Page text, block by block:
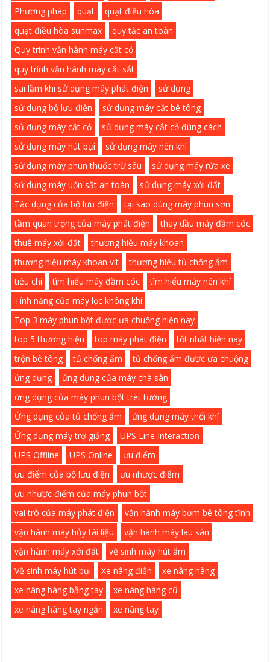
Phương pháp quạt
quạt điều hòa
quạt điều hòa sunmax
quy tắc an toàn
Quy trình vận hành máy cắt cỏ
quy trình vận hành máy cắt sắt
sai lầm khi sử dụng máy phát điện
sử dụng
sử dụng bộ lưu điện
sử dụng máy cắt bê tông
sủ dụng máy cắt cỏ
sủ dụng máy cắt cỏ đúng cách
sử dụng máy hút bụi
sử dụng máy nén khí
sử dụng máy phun thuốc trừ sâu
sử dụng máy rửa xe
sử dụng máy uốn sắt an toàn
sử dụng máy xới đất
Tác dụng của bộ lưu điện
tại sao dùng máy phun sơn
tầm quan trọng của máy phát điện
thay dầu máy đầm cóc
thuê máy xới đất
thương hiệu máy khoan
thương hiệu máy khoan vít
thương hiệu tủ chống ẩm
tiêu chí
tìm hiểu máy đầm cóc
tìm hiểu máy nén khí
Tính năng của máy lọc không khí
Top 3 máy phun bột được ưa chuộng hiện nay
top 5 thương hiệu
top máy phát điện
tốt nhất hiện nay
trộn bê tông
tủ chống ẩm
tủ chống ẩm được ưa chuộng
ứng dụng
ứng dụng của máy chà sàn
ứng dụng của máy phun bột trét tường
Ứng dụng của tủ chống ẩm
ứng dụng máy thổi khí
Ứng dụng máy trợ giảng
UPS Line Interaction
UPS Offline
UPS Online
ưu điểm
ưu điểm của bộ lưu điện
ưu nhược điểm
ưu nhược điểm của máy phun bột
vai trò của máy phát điện
vận hành máy bơm bê tông tĩnh
vận hành máy hủy tài liệu
vận hành máy lau sàn
vận hành máy xới đất
vệ sinh máy hút ẩm
Vệ sinh máy hút bụi
Xe nâng điện
xe nâng hàng
xe nâng hàng bằng tay
xe nâng hàng cũ
xe nâng hàng tay ngắn
xe nâng tay